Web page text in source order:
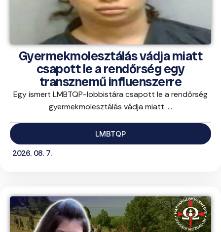
Gyermekmolesztálás vádja miatt
csapott le a rendőrség egy
transznemű influenszerre
Egy ismert LMBTQP-lobbistára csapott le a rendőrség
gyermekmolesztálás vádja miatt. ...
LMBTQP
2026. 08. 7.